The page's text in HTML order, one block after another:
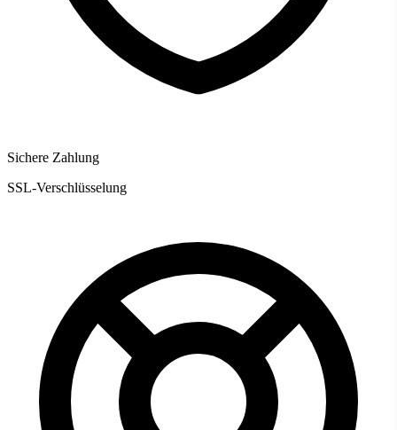
Sichere Zahlung
SSL-Verschlüsselung